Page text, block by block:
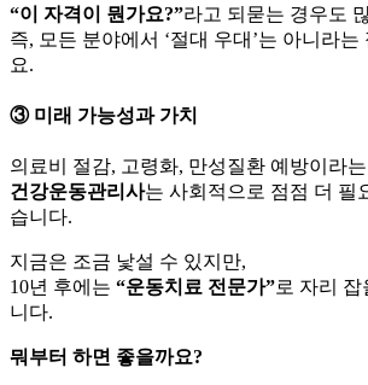
“이 자격이 뭔가요?”라고 되묻는 경우도
즉, 모든 분야에서 ‘절대 우대’는 아니라는
요.
③ 미래 가능성과 가치
의료비 절감, 고령화, 만성질환 예방이라
건강운동관리사는 사회적으로 점점 더 필
습니다.
지금은 조금 낯설 수 있지만,
10년 후에는 “운동치료 전문가”로 자리
니다.
뭐부터 하면 좋을까요?